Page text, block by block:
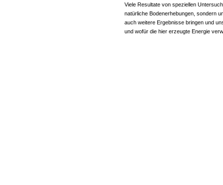
Viele Resultate von speziellen
natürliche Bodenerhebungen, sondern
auch weitere Ergebnisse bringen und
und wofür die hier erzeugte Energie